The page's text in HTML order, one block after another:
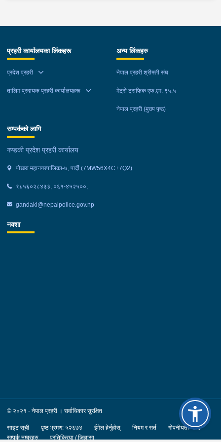
खटिएको प्रहरी टोलीले नियन्त्रणमा लिईएको ।
प्रहरी कार्यालयका लिंकहरू
प्रदेश प्रहरी
तालिम प्रदायक प्रहरी कार्यालयहरू
अन्य लिंकहरु
नेपाल प्रहरी श्रीमती संघ
मेट्रो ट्राफिक एफ.एम. ९५.५
नेपाल प्रहरी (मुख्य पृष्ठ)
सम्पर्कको लागि
गण्डकी प्रदेश प्रहरी कार्यालय
पोखरा महानगरपालिका-७, पार्दी (7MW56X4C+7Q2)
९८५६०२८४३३, ०६१-४५२५००,
gandaki@nepalpolice.gov.np
नक्शा
© २०२१ - नेपाल प्रहरी । सर्वाधिकार सुरक्षित
साइट सूची पृष्ठ भ्रमण: ५२६७४ ईमेल हेर्नुहोस् नियम र सर्त
गोपनीयता नीति
सम्पर्क नम्बरहरु
प्रतिक्रिया / जिज्ञासा